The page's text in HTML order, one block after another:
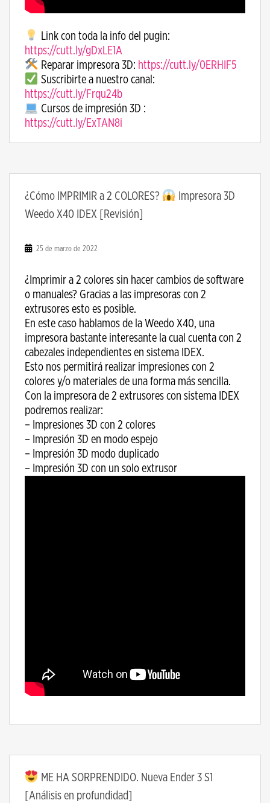
Link con toda la info del pugin:
https://cutt.ly/gDxLE1A
Reparar impresora 3D: https://cutt.ly/0ERHIF5
Suscribirte a nuestro canal:
https://cutt.ly/Frqu24b
Cursos de impresión 3D :
https://cutt.ly/ExTAN8i
¿Cómo IMPRIMIR a 2 COLORES?
Impresora 3D
Weedo X40 IDEX [Revisión]
25 de marzo de 2022
¿Imprimir a 2 colores sin hacer cambios de software
o manuales? Gracias a las impresoras con 2
extrusores esto es posible.
En este caso hablamos de la Weedo X40, una
impresora bastante interesante la cual cuenta con 2
cabezales independientes en sistema IDEX.
Esto nos permitirá realizar impresiones con 2
colores y/o materiales de una forma más sencilla.
Con la impresora de 2 extrusores con sistema IDEX
podremos realizar:
– Impresiones 3D con 2 colores
– Impresión 3D en modo espejo
– Impresión 3D modo duplicado
– Impresión 3D con un solo extrusor
ME HA SORPRENDIDO. Nueva Ender 3 S1
[Análisis en profundidad]